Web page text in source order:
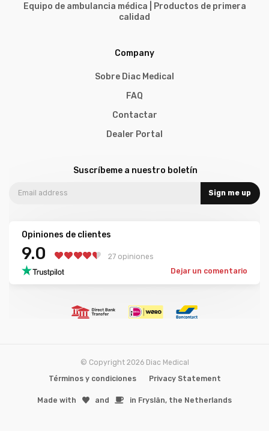
Equipo de ambulancia médica | Productos de primera
calidad
Company
Sobre Diac Medical
FAQ
Contactar
Dealer Portal
Suscríbeme a nuestro boletín
Sign me up
Opiniones de clientes
9.0
27 opiniones
Dejar un comentario
© Copyright 2026 Diac Medical
Términos y condiciones
Privacy Statement
Made with ️and in Fryslân, the Netherlands